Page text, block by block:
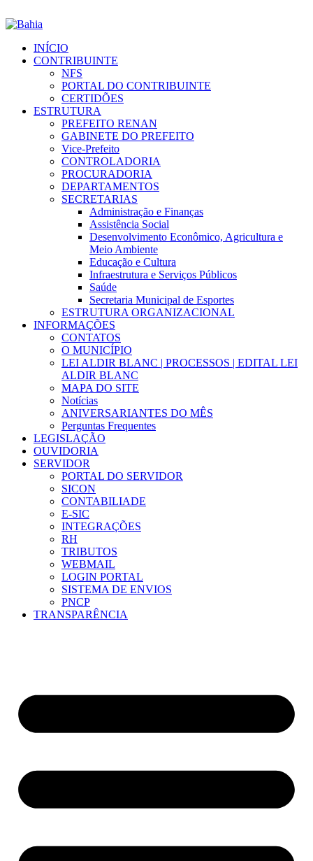
INÍCIO
CONTRIBUINTE
NFS
PORTAL DO CONTRIBUINTE
CERTIDÕES
ESTRUTURA
PREFEITO RENAN
GABINETE DO PREFEITO
Vice-Prefeito
CONTROLADORIA
PROCURADORIA
DEPARTAMENTOS
SECRETARIAS
Administração e Finanças
Assistência Social
Desenvolvimento Econômico, Agricultura e
Meio Ambiente
Educação e Cultura
Infraestrutura e Serviços Públicos
Saúde
Secretaria Municipal de Esportes
ESTRUTURA ORGANIZACIONAL
INFORMAÇÕES
CONTATOS
O MUNICÍPIO
LEI ALDIR BLANC | PROCESSOS | EDITAL LEI
ALDIR BLANC
MAPA DO SITE
Notícias
ANIVERSARIANTES DO MÊS
Perguntas Frequentes
LEGISLAÇÃO
OUVIDORIA
SERVIDOR
PORTAL DO SERVIDOR
SICON
CONTABILIADE
E-SIC
INTEGRAÇÕES
RH
TRIBUTOS
WEBMAIL
LOGIN PORTAL
SISTEMA DE ENVIOS
PNCP
TRANSPARÊNCIA